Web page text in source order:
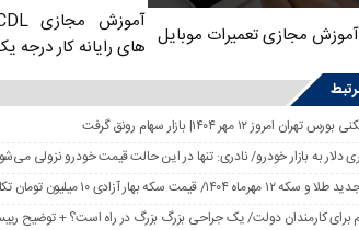
آموزش مجازی تعمیرات موبایل های رایانه کار درجه
امروز ۱۲ مهر ۱۴۰۴| بازار سهام رونق گرفت
دلار به بازار خودرو/ نادری: تنها در این حالت قیمت خودرو نزولی
۱۴۰۴/ قیمت سکه بهار آزادی ۱۰ میلیون تومان تکان خورد
برای کارمندان دولت/ یک جراحی بزرگ بزرگ در راه است؟ + توضیح